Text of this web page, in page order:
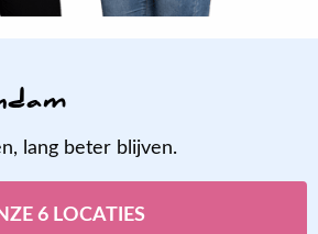
lang beter blijven.
6 LOCATIES